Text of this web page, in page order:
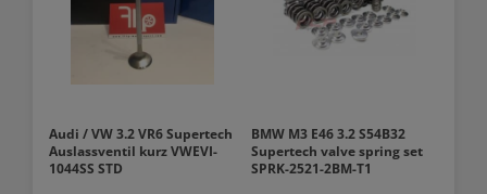
Audi / VW 3.2 VR6 Supertech
Auslassventil kurz VWEVI-
1044SS STD
BMW M3 E46 3.2 S54B32
Supertech valve spring set
SPRK-2521-2BM-T1